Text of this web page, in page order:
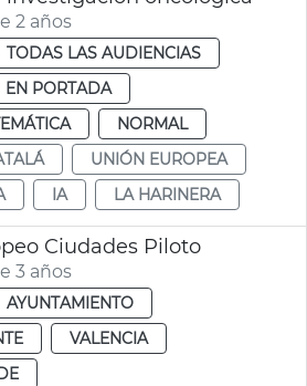
2 años
TODAS LAS AUDIENCIAS
EN PORTADA
NORMAL
UNIÓN EUROPEA
IA LA HARINERA
Ciudades Piloto
3 años
AYUNTAMIENTO
VALENCIA